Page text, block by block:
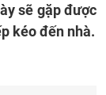
sẽ gặp được
kéo đến nhà.